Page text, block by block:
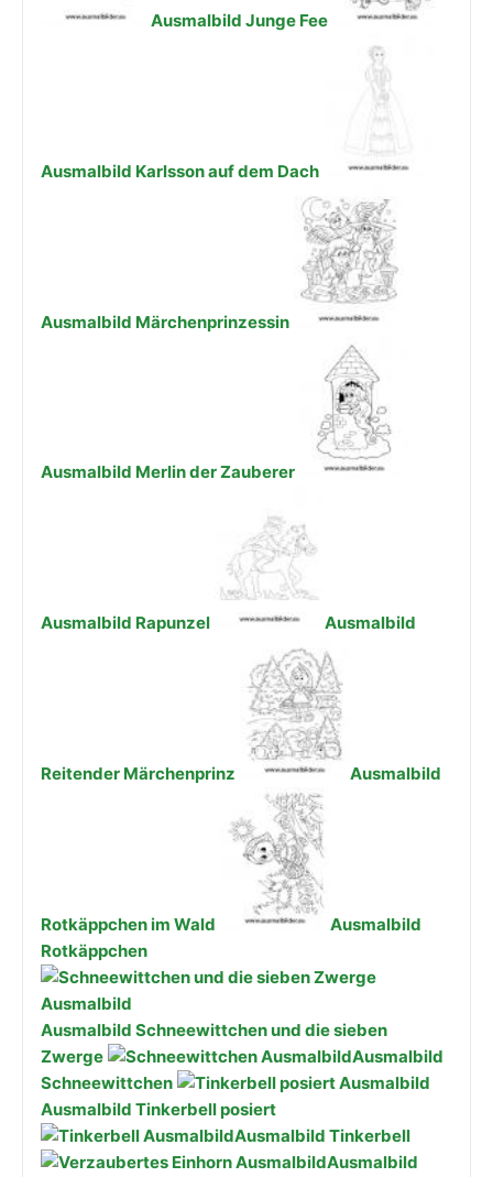
Ausmalbild Junge Fee
Ausmalbild Karlsson auf dem Dach
Ausmalbild Märchenprinzessin
Ausmalbild Merlin der Zauberer
Ausmalbild Rapunzel Ausmalbild
Reitender Märchenprinz Ausmalbild
Rotkäppchen im Wald
Ausmalbild
Rotkäppchen
Ausmalbild Schneewittchen und die sieben
Zwerge
Ausmalbild
Schneewittchen
Ausmalbild Tinkerbell posiert
Ausmalbild Tinkerbell
Ausmalbild